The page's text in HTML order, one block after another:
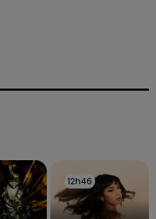
12h46
12h46